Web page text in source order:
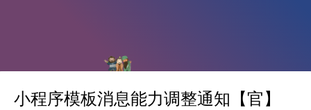
小程序模板消息能力调整通知【官】